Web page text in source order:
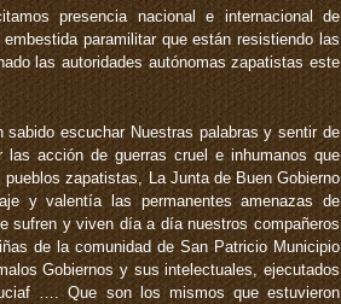
presencia nacional e internacional de
paramilitar que están resistiendo las
las autoridades autónomas zapatistas este
escuchar Nuestras palabras y sentir de
acción de guerras cruel e inhumanos que
zapatistas, La Junta de Buen Gobierno
y valentía las permanentes amenazas de
sufren y viven día a día nuestros compañeros
de la comunidad de San Patricio Municipio
Gobiernos y sus intelectuales, ejecutados
…. Que son los mismos que estuvieron